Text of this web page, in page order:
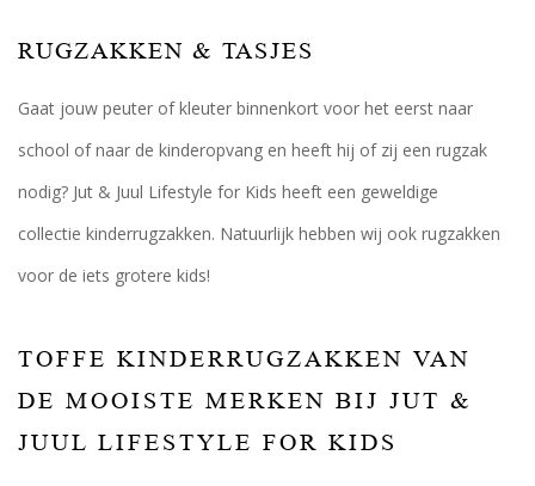
RUGZAKKEN & TASJES
Gaat jouw peuter of kleuter binnenkort voor het eerst naar
school of naar de kinderopvang en heeft hij of zij een rugzak
nodig? Jut & Juul Lifestyle for Kids heeft een geweldige
collectie kinderrugzakken. Natuurlijk hebben wij ook rugzakken
voor de iets grotere kids!
TOFFE KINDERRUGZAKKEN VAN
DE MOOISTE MERKEN BIJ JUT &
JUUL LIFESTYLE FOR KIDS